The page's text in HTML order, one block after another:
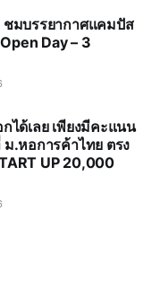
ชมบรรยากาศแคมปัส
Day – 3
ได้เลย เพียงมีคะแนน
.หอการค้าไทย ตรง
UP 20,000